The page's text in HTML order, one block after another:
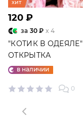
хит
120 ₽
за 30 ₽ x 4
"КОТИК В ОДЕЯЛЕ"
ОТКРЫТКА
в наличии
0